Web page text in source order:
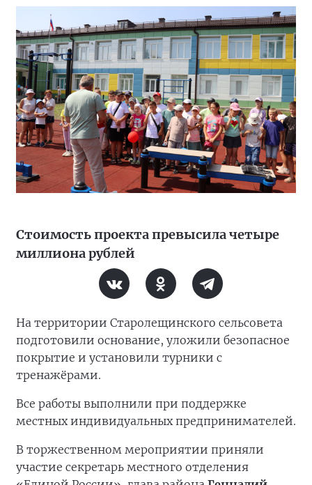
Стоимость проекта превысила четыре
миллиона рублей
На территории Старолещинского сельсовета
подготовили основание, уложили безопасное
покрытие и установили турники с
тренажёрами.
Все работы выполнили при поддержке
местных индивидуальных предпринимателей.
В торжественном мероприятии приняли
участие секретарь местного отделения